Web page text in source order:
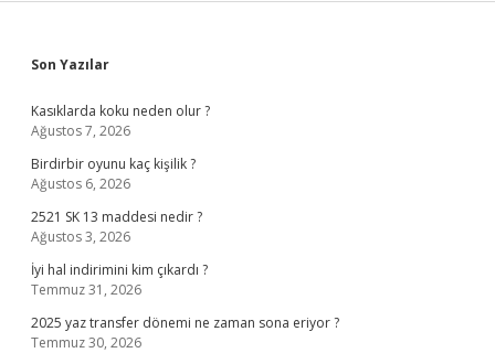
Sidebar
Son Yazılar
Kasıklarda koku neden olur ?
Ağustos 7, 2026
Birdirbir oyunu kaç kişilik ?
Ağustos 6, 2026
2521 SK 13 maddesi nedir ?
Ağustos 3, 2026
İyi hal indirimini kim çıkardı ?
Temmuz 31, 2026
2025 yaz transfer dönemi ne zaman sona eriyor ?
Temmuz 30, 2026